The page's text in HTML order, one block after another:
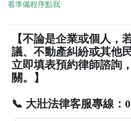
看準備程序點我
【不論是企業或個人，
議、不動產糾紛或其他
立即填表預約律師諮詢
關。】
📞 大壯法律客服專線：